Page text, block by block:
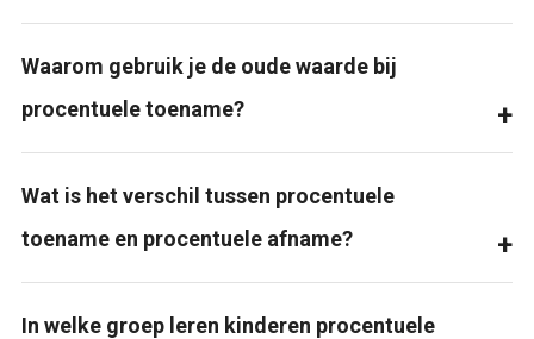
Waarom gebruik je de oude waarde bij
procentuele toename?
Wat is het verschil tussen procentuele
toename en procentuele afname?
In welke groep leren kinderen procentuele